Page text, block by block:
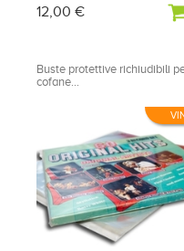
12,00 €
Buste protettive richiudibili
cofane...